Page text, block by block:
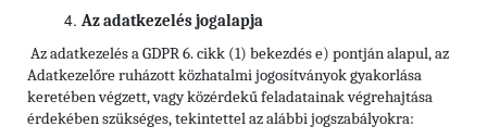
Az adatkezelés jogalapja
Az adatkezelés a GDPR 6. cikk (1) bekezdés e) pontján alapul, az
Adatkezelőre ruházott közhatalmi jogosítványok gyakorlása
keretében végzett, vagy közérdekű feladatainak végrehajtása
érdekében szükséges, tekintettel az alábbi jogszabályokra: